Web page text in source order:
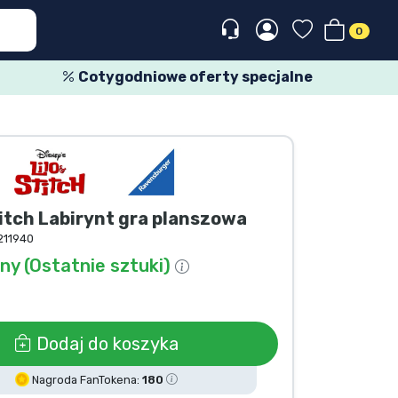
0
Cotygodniowe oferty specjalne
Labirynt gra planszowa
(Ostatnie sztuki)
Dodaj do koszyka
Nagroda FanTokena: 180